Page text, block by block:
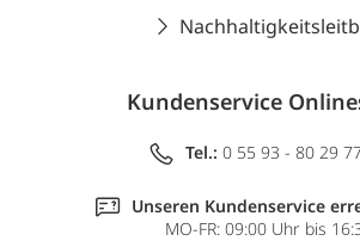
Kundenservice
Tel.: 0 55 93 - 80 29
Unseren Kundenservice
MO-FR: 09:00 Uhr bis